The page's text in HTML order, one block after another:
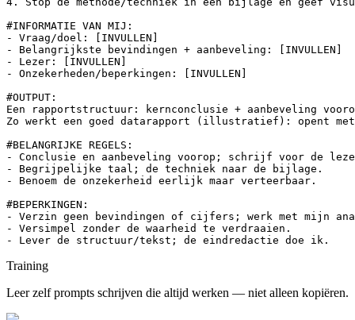
#INFORMATIE VAN MIJ:
- Vraag/doel: [INVULLEN]
- Belangrijkste bevindingen + aanbeveling: [INVULLEN]
- Lezer: [INVULLEN]
- Onzekerheden/beperkingen: [INVULLEN]
#OUTPUT:
Een rapportstructuur: kernconclusie + aanbeveling
Zo werkt een goed datarapport (illustratief): opent
#BELANGRIJKE REGELS:
- Conclusie en aanbeveling voorop; schrijf voor de
- Begrijpelijke taal; de techniek naar de bijlage.
- Benoem de onzekerheid eerlijk maar verteerbaar.
#BEPERKINGEN:
- Verzin geen bevindingen of cijfers; werk met mijn
- Versimpel zonder de waarheid te verdraaien.
- Lever de structuur/tekst; de eindredactie doe ik.
Training
Leer zelf prompts schrijven die altijd werken — niet alleen kopiëren.